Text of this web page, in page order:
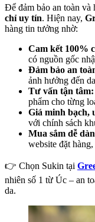
Để đảm bảo an toàn và
chỉ uy tín. Hiện nay,
hàng tin tưởng nhờ:
Cam kết 100%
có nguồn gốc
Đảm bảo an
ảnh hưởng đến
Tư vấn tận tâm:
phẩm cho từng
Giá minh bạch,
với chính sách
Mua sắm dễ
website đặt
👉 Chọn Sukin tại
nhiên số 1 từ Úc – an
da.